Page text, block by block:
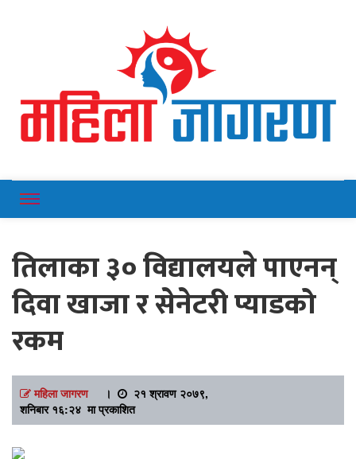
Mahilajagaran
तिलाका ३० विद्यालयले पाएनन्
दिवा खाजा र सेनेटरी प्याडको
रकम
महिला जागरण।
२१ श्रावण २०७९,
शनिबार १६:२४ मा प्रकाशित